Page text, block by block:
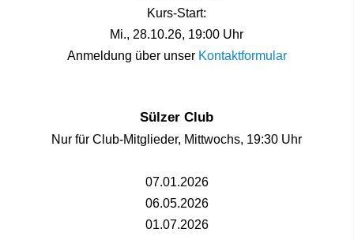
Kurs-Start:
Mi., 28.10.26, 19:00 Uhr
Anmeldung über unser Kontaktformular
Sülzer Club
Nur für Club-Mitglieder, Mittwochs, 19:30 Uhr
07.01.2026
06.05.2026
01.07.2026